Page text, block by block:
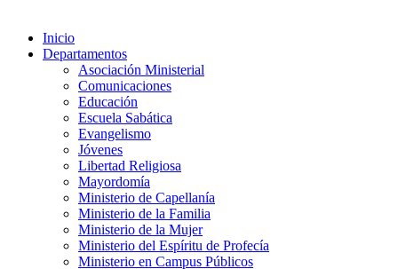
Inicio
Departamentos
Asociación Ministerial
Comunicaciones
Educación
Escuela Sabática
Evangelismo
Jóvenes
Libertad Religiosa
Mayordomía
Ministerio de Capellanía
Ministerio de la Familia
Ministerio de la Mujer
Ministerio del Espíritu de Profecía
Ministerio en Campus Públicos